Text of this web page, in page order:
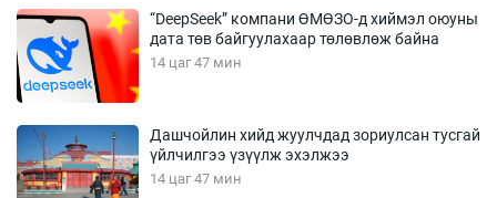
“DeepSeek” компани ӨМӨЗО-д хиймэл оюуны
дата төв байгуулахаар төлөвлөж байна
14 цаг 47 мин
Дашчойлин хийд жуулчдад зориулсан тусгай
үйлчилгээ үзүүлж эхэлжээ
14 цаг 47 мин